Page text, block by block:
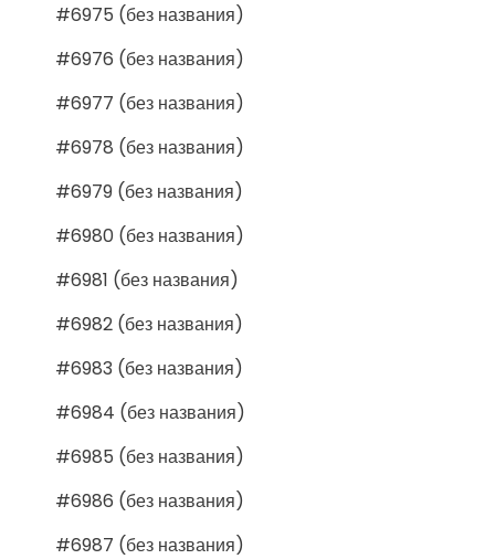
#6975 (без названия)
#6976 (без названия)
#6977 (без названия)
#6978 (без названия)
#6979 (без названия)
#6980 (без названия)
#6981 (без названия)
#6982 (без названия)
#6983 (без названия)
#6984 (без названия)
#6985 (без названия)
#6986 (без названия)
#6987 (без названия)